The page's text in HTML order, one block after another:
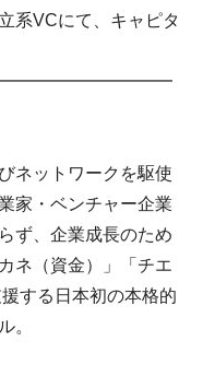
系VCにて、キャピタ
ネットワークを駆使
家・ベンチャー企業
ず、企業成長のため
ネ（資金）」「チエ
する日本初の本格的
。